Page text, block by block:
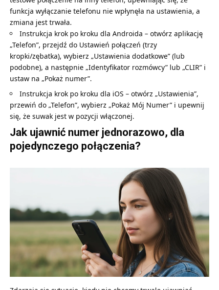
funkcja wyłączanie telefonu nie wpłynęła na ustawienia, a
zmiana jest trwała.
Instrukcja krok po kroku dla Androida – otwórz aplikację
„Telefon”, przejdź do Ustawień połączeń (trzy
kropki/zębatka), wybierz „Ustawienia dodatkowe” (lub
podobne), a następnie „Identyfikator rozmówcy” lub „CLIR” i
ustaw na „Pokaż numer”.
Instrukcja krok po kroku dla iOS – otwórz „Ustawienia”,
przewiń do „Telefon”, wybierz „Pokaż Mój Numer” i upewnij
się, że suwak jest w pozycji włączonej.
Jak ujawnić numer jednorazowo, dla
pojedynczego połączenia?